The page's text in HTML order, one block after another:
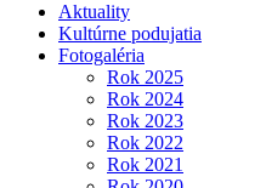
Aktuality
Kultúrne podujatia
Fotogaléria
Rok 2025
Rok 2024
Rok 2023
Rok 2022
Rok 2021